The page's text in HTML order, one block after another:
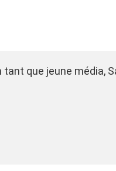
tant que jeune média,